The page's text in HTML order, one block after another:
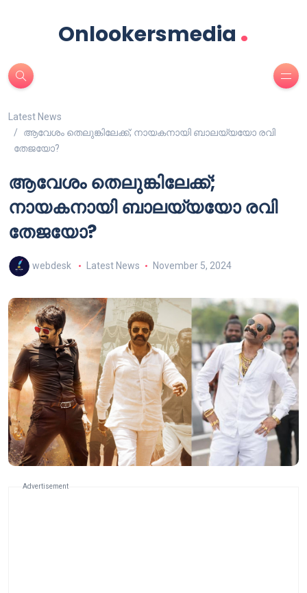
Onlookersmedia .
Latest News
ആവേശം തെലുങ്കിലേക്ക്; നായകനായി ബാലയ്യയോ രവി
തേജയോ?
ആവേശം തെലുങ്കിലേക്ക്;
നായകനായി ബാലയ്യയോ രവി
തേജയോ?
webdesk Latest News November 5, 2024
Advertisement